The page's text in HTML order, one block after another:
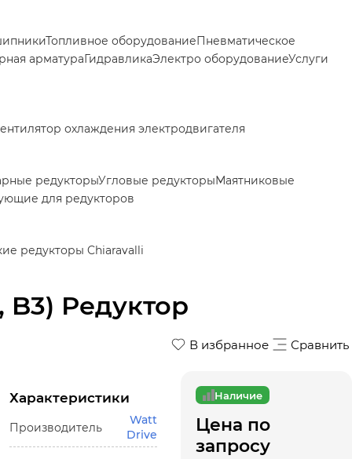
B3) Редуктор
Топливное оборудованиеПневматическое
арматураГидравликаЭлектро оборудованиеУслуги
охлаждения электродвигателя
редукторыУгловые редукторыМаятниковые
для редукторов
редукторы Chiaravalli
В избранное Сравнить
Характеристики
Производитель
Watt
Drive
Наличие
Цена по
запросу